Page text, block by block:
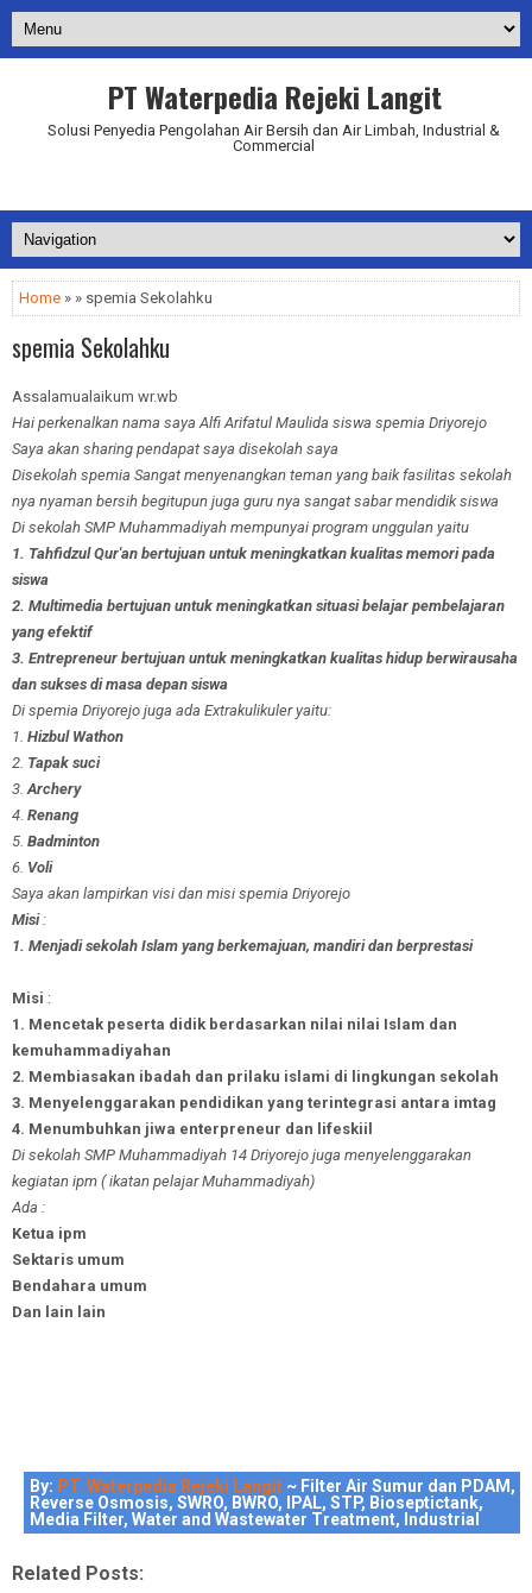
PT Waterpedia Rejeki Langit
Solusi Penyedia Pengolahan Air Bersih dan Air Limbah, Industrial &
Commercial
Home » » spemia Sekolahku
spemia Sekolahku
Assalamualaikum wr.wb
Hai perkenalkan nama saya Alfi Arifatul Maulida siswa spemia Driyorejo
Saya akan sharing pendapat saya disekolah saya
Disekolah spemia Sangat menyenangkan teman yang baik fasilitas sekolah
nya nyaman bersih begitupun juga guru nya sangat sabar mendidik siswa
Di sekolah SMP Muhammadiyah mempunyai program unggulan yaitu
1. Tahfidzul Qur'an bertujuan untuk meningkatkan kualitas memori pada
siswa
2. Multimedia bertujuan untuk meningkatkan situasi belajar pembelajaran
yang efektif
3. Entrepreneur bertujuan untuk meningkatkan kualitas hidup berwirausaha
dan sukses di masa depan siswa
Di spemia Driyorejo juga ada Extrakulikuler yaitu:
1. Hizbul Wathon
2. Tapak suci
3.Archery
4. Renang
5. Badminton
6. Voli
Saya akan lampirkan visi dan misi spemia Driyorejo
Misi:
1. Menjadi sekolah Islam yang berkemajuan, mandiri dan berprestasi
Misi :
1. Mencetak peserta didik berdasarkan nilai nilai Islam dan
kemuhammadiyahan
2. Membiasakan ibadah dan prilaku islami di lingkungan sekolah
3. Menyelenggarakan pendidikan yang terintegrasi antara imtag
4. Menumbuhkan jiwa enterpreneur dan lifeskiil
Di sekolah SMP Muhammadiyah 14 Driyorejo juga menyelenggarakan
kegiatan ipm ( ikatan pelajar Muhammadiyah)
Ada :
Ketua ipm
Sektaris umum
Bendahara umum
Dan lain lain
By: PT. Waterpedia Rejeki Langit ~ Filter Air Sumur dan PDAM,
Reverse Osmosis, SWRO, BWRO, IPAL, STP, Bioseptictank,
Media Filter, Water and Wastewater Treatment, Industrial
Related Posts: